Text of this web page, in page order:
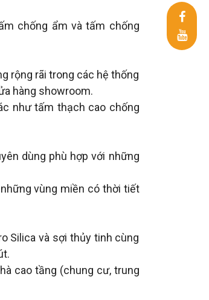
chống ẩm và tấm chống
rộng rãi trong các hệ thống
hàng showroom.
như tấm thạch cao chống
dùng phù hợp với những
vùng miền có thời tiết
Silica và sợi thủy tinh cùng
cao tầng (chung cư, trung